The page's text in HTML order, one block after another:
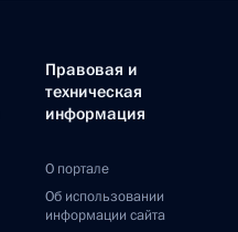
Правовая и
техническая
информация
О портале
Об использовании
информации сайта